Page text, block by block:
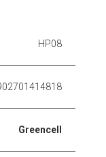
HP08
Greencell